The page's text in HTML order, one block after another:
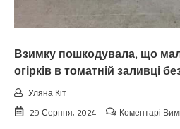
Взимку пошкодувала, що
огірків в томатній заливці
Уляна Кіт
29 Серпня, 2024
Коментарі